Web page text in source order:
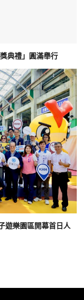
典禮」圓滿舉行
遊樂園區開幕首日人